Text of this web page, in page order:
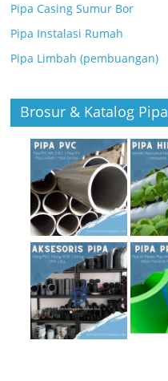
Pipa Casing Sumur Bor
Pipa Instalasi Rumah
Pipa Limbah (pembuangan)
Brosur & Katalog Pipa